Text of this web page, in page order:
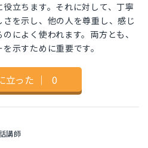
立ちます。それに対して、丁寧
を示し、他の人を尊重し、感じ
によく使われます。両方とも、
示すために重要です。
立った ｜ 0
講師